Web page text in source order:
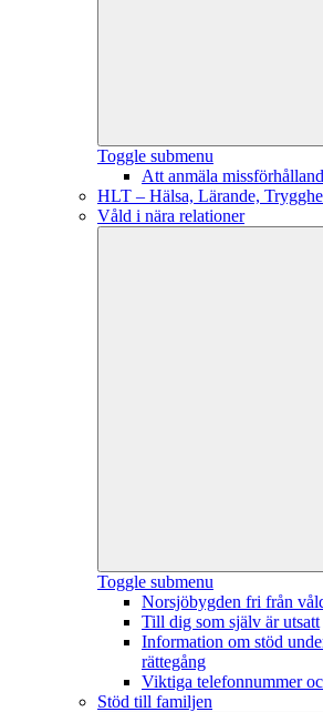
Toggle submenu
Att anmäla
HLT – Hälsa, Lärande,
Våld i nära relationer
Toggle submenu
Norsjöbygden fri från
Till dig som själv är utsatt
Information om stöd
rättegång
Viktiga telefonnummer
Stöd till familjen